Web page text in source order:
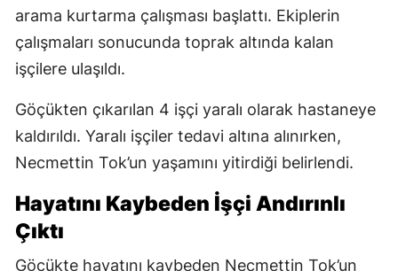
arama kurtarma çalışması başlattı. Ekiplerin
çalışmaları sonucunda toprak altında kalan
işçilere ulaşıldı.
Göçükten çıkarılan 4 işçi yaralı olarak hastaneye
kaldırıldı. Yaralı işçiler tedavi altına alınırken,
Necmettin Tok’un yaşamını yitirdiği belirlendi.
Hayatını Kaybeden İşçi Andırınlı
Çıktı
Göçükte hayatını kaybeden Necmettin Tok’un